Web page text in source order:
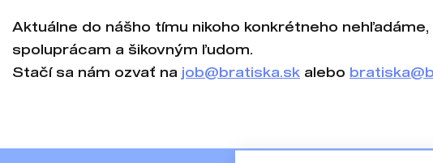
Aktuálne do nášho tímu nikoho konkrétneho
spoluprácam a šikovným ľudom.
Stačí sa nám ozvať na job@bratiska.sk alebo